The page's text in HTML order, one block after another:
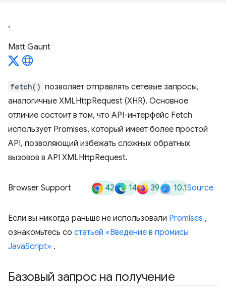
,
Matt Gaunt
fetch() позволяет отправлять сетевые запросы,
аналогичные XMLHttpRequest (XHR). Основное
отличие состоит в том, что API-интерфейс Fetch
использует Promises, который имеет более простой
API, позволяющий избежать сложных обратных
вызовов в API XMLHttpRequest.
Browser Support 42 14 39 10.1Source
Если вы никогда раньше не использовали Promises ,
ознакомьтесь со статьей «Введение в промисы
JavaScript» .
Базовый запрос на получение